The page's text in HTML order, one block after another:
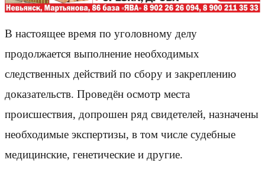
В настоящее время по уголовному делу
продолжается выполнение необходимых
следственных действий по сбору и закреплению
доказательств. Проведён осмотр места
происшествия, допрошен ряд свидетелей, назначены
необходимые экспертизы, в том числе судебные
медицинские, генетические и другие.